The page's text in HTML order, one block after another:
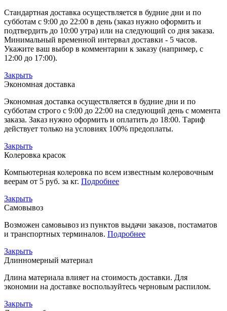
Стандартная доставка осуществляется в будние дни и по
субботам с 9:00 до 22:00 в день (заказ нужно оформить и
подтвердить до 10:00 утра) или на следующий со дня заказа.
Минимальный временной интервал доставки - 5 часов.
Укажите ваш выбор в комментарии к заказу (например, с
12:00 до 17:00).
Закрыть
Экономная доставка
Экономная доставка осуществляется в будние дни и по
субботам строго с 9:00 до 22:00 на следующий день с момента
заказа. Заказ нужно оформить и оплатить до 18:00. Тариф
действует только на условиях 100% предоплаты.
Закрыть
Колеровка красок
Компьютерная колеровка по всем известным колеровочным
веерам от 5 руб. за кг. Подробнее
Закрыть
Самовывоз
Возможен самовывоз из пунктов выдачи заказов, постаматов
и транспортных терминалов. Подробнее
Закрыть
Длинномерный материал
Длина материала влияет на стоимость доставки. Для
экономии на доставке воспользуйтесь черновым распилом.
Закрыть